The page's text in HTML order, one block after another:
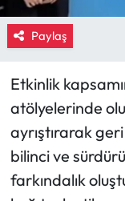
Paylaş
Etkinlik
atölyelerinde
ayrıştırarak
bilinci ve
farkındalık
Kimdir?
Kültür Sanat
Laçin
Magazin
Mecitözü